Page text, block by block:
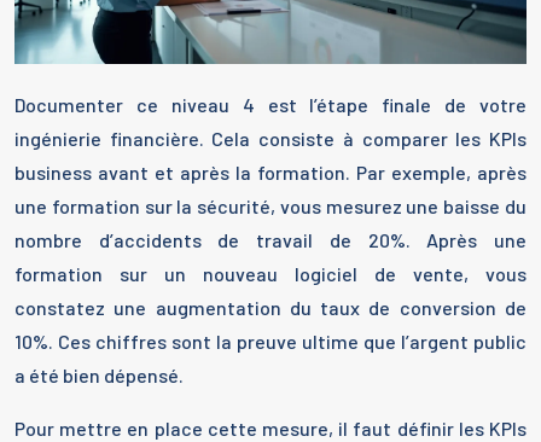
Documenter ce niveau 4 est l’étape finale de votre
ingénierie financière. Cela consiste à comparer les KPIs
business avant et après la formation. Par exemple, après
une formation sur la sécurité, vous mesurez une baisse du
nombre d’accidents de travail de 20%. Après une
formation sur un nouveau logiciel de vente, vous
constatez une augmentation du taux de conversion de
10%. Ces chiffres sont la preuve ultime que l’argent public
a été bien dépensé.
Pour mettre en place cette mesure, il faut définir les KPIs